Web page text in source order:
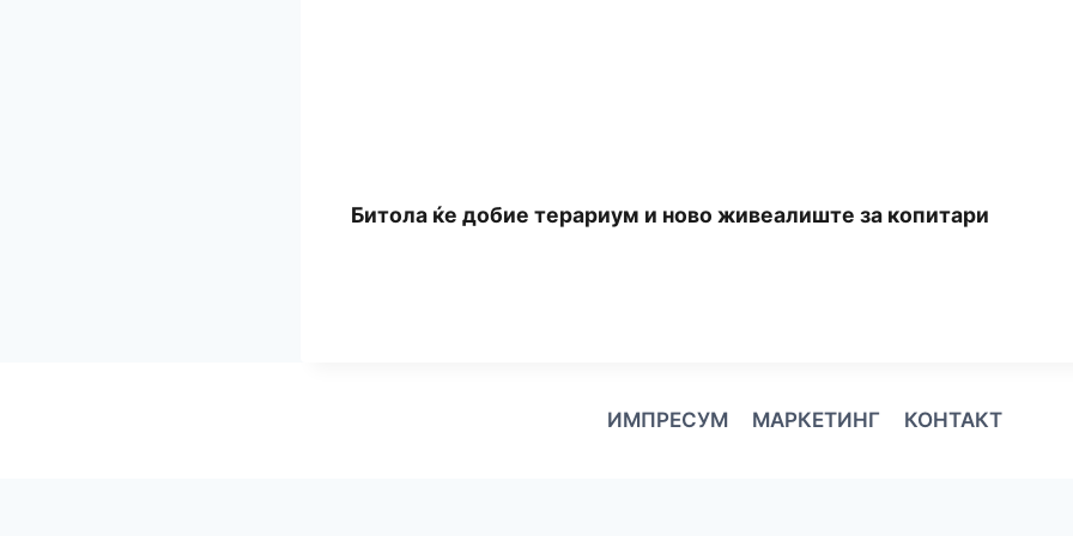
Битола ќе добие терариум и ново живеалиште за копитари
ИМПРЕСУМ МАРКЕТИНГ КОНТАКТ